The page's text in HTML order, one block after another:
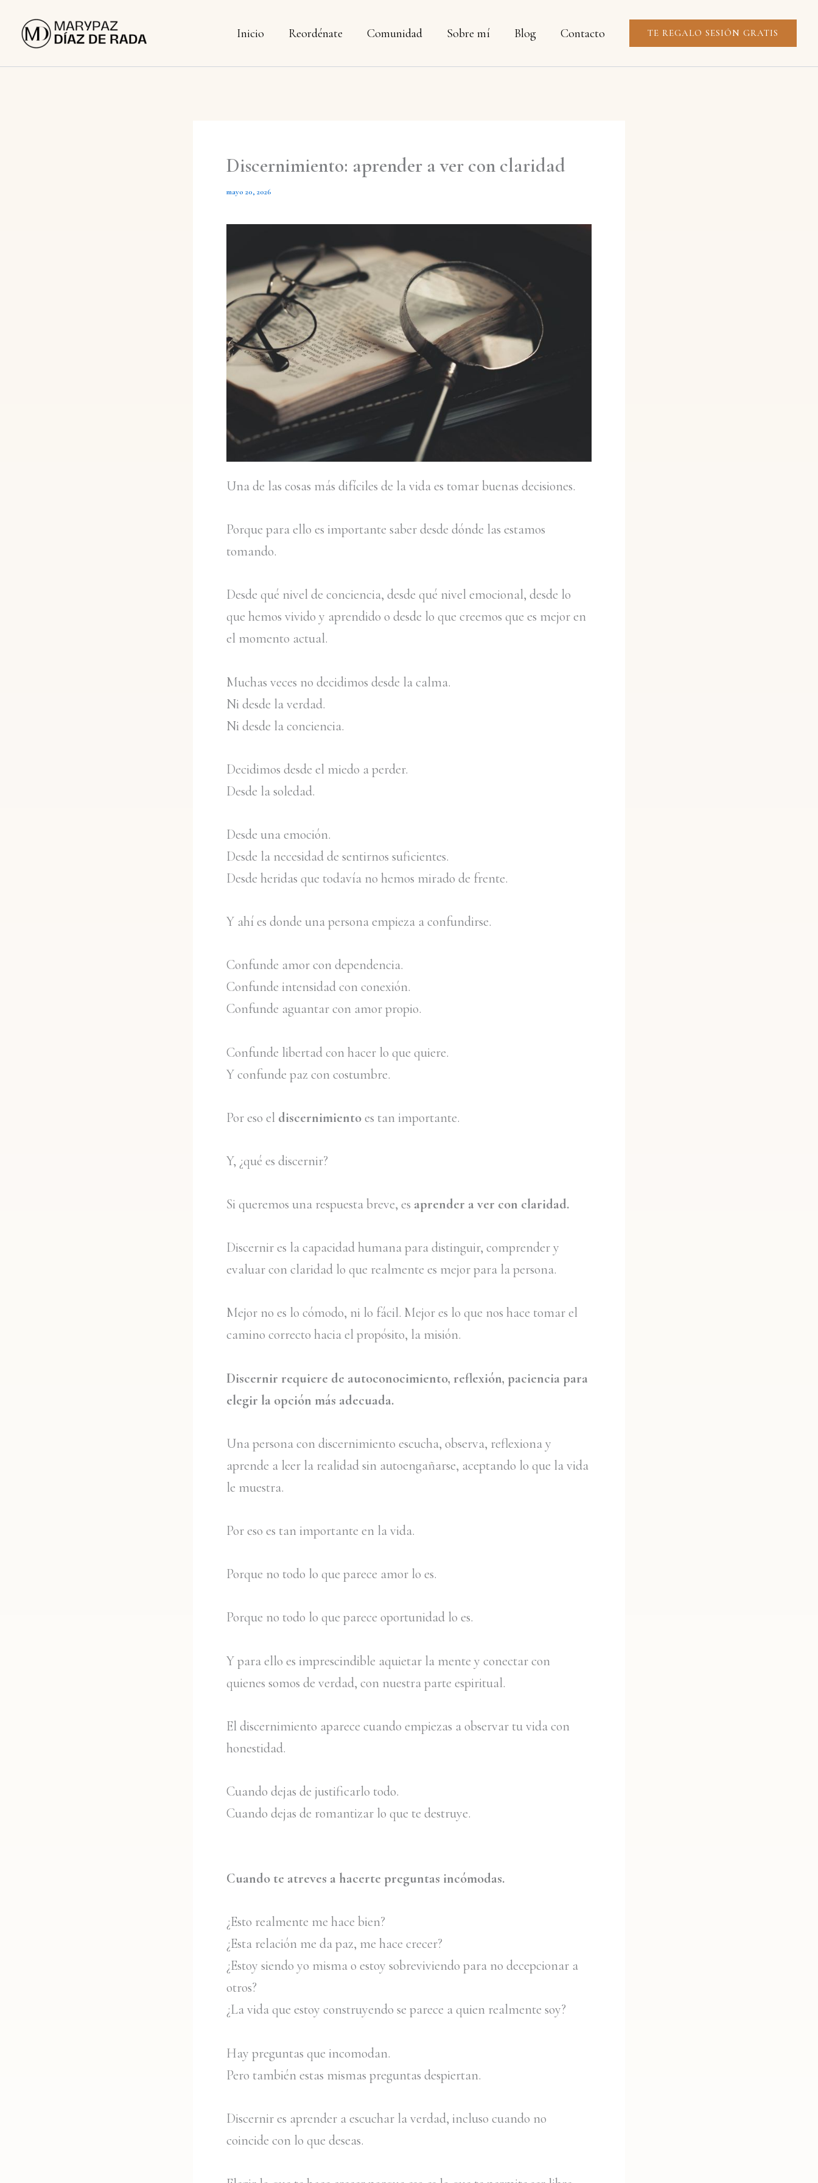
Inicio Reordénate Comunidad Sobre mí Blog Contacto TE REGALO SESIÓN GRATIS
Discernimiento: aprender a ver con claridad
mayo 20, 2026
Una de las cosas más difíciles de la vida es tomar buenas decisiones.
Porque para ello es importante saber desde dónde las estamos
tomando.
Desde qué nivel de conciencia, desde qué nivel emocional, desde lo
que hemos vivido y aprendido o desde lo que creemos que es mejor en
el momento actual.
Muchas veces no decidimos desde la calma.
Ni desde la verdad.
Ni desde la conciencia.
Decidimos desde el miedo a perder.
Desde la soledad.
Desde una emoción.
Desde la necesidad de sentirnos suficientes.
Desde heridas que todavía no hemos mirado de frente.
Y ahí es donde una persona empieza a confundirse.
Confunde amor con dependencia.
Confunde intensidad con conexión.
Confunde aguantar con amor propio.
Confunde libertad con hacer lo que quiere.
Y confunde paz con costumbre.
Por eso el discernimientoes tan importante.
Y, ¿qué es discernir?
Si queremos una respuesta breve, es aprender a ver con claridad.
Discernir es la capacidad humana para distinguir, comprender y
evaluar con claridad lo que realmente es mejor para la persona.
Mejor no es lo cómodo, ni lo fácil. Mejor es lo que nos hace tomar el
camino correcto hacia el propósito, la misión.
Discernir requiere de autoconocimiento, reflexión, paciencia para
elegir la opción más adecuada.
Una persona con discernimiento escucha, observa, reflexiona y
aprende a leer la realidad sin autoengañarse, aceptando lo que la vida
le muestra.
Por eso es tan importante en la vida.
Porque no todo lo que parece amor lo es.
Porque no todo lo que parece oportunidad lo es.
Y para ello es imprescindible aquietar la mente y conectar con
quienes somos de verdad, con nuestra parte espiritual.
El discernimiento aparece cuando empiezas a observar tu vida con
honestidad.
Cuando dejas de justificarlo todo.
Cuando dejas de romantizar lo que te destruye.
Cuando te atreves a hacerte preguntas incómodas.
¿Esto realmente me hace bien?
¿Esta relación me da paz, me hace crecer?
¿Estoy siendo yo misma o estoy sobreviviendo para no decepcionar a
otros?
¿La vida que estoy construyendo se parece a quien realmente soy?
Hay preguntas que incomodan.
Pero también estas mismas preguntas despiertan.
Discernir es aprender a escuchar la verdad, incluso cuando no
coincide con lo que deseas.